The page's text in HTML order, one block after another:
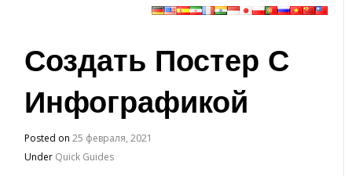
Создать Постер С
Инфографикой
Posted on25 февраля, 2021
Under Quick Guides